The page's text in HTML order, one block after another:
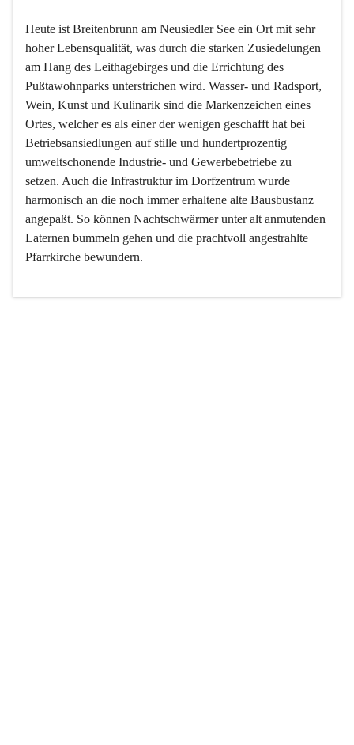
Heute ist Breitenbrunn am Neusiedler See ein Ort mit sehr
hoher Lebensqualität, was durch die starken Zusiedelungen
am Hang des Leithagebirges und die Errichtung des
Pußtawohnparks unterstrichen wird. Wasser- und Radsport,
Wein, Kunst und Kulinarik sind die Markenzeichen eines
Ortes, welcher es als einer der wenigen geschafft hat bei
Betriebsansiedlungen auf stille und hundertprozentig
umweltschonende Industrie- und Gewerbebetriebe zu
setzen. Auch die Infrastruktur im Dorfzentrum wurde
harmonisch an die noch immer erhaltene alte Bausbustanz
angepaßt. So können Nachtschwärmer unter alt anmutenden
Laternen bummeln gehen und die prachtvoll angestrahlte
Pfarrkirche bewundern.
Der Weinbau dominert heute nicht mehr, ist aber integrativer